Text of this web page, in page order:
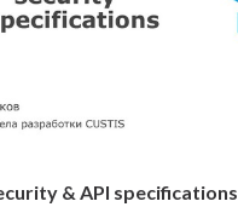
& API specifications